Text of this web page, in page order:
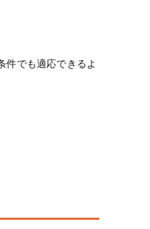
件でも適応できるよ